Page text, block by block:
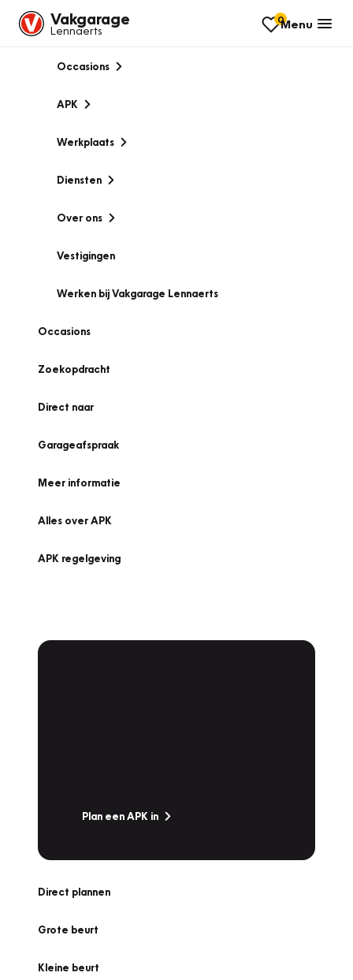
Vakgarage
Lennaerts
0Menu
Occasions
APK
Werkplaats
Diensten
Over ons
Vestigingen
Werken bij Vakgarage Lennaerts
Occasions
Zoekopdracht
Direct naar
Garageafspraak
Meer informatie
Alles over APK
APK regelgeving
Plan een APK in
Direct plannen
Grote beurt
Kleine beurt